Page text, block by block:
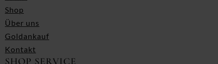
Shop
Über uns
Goldankauf
Kontakt
SHOP SERVICE